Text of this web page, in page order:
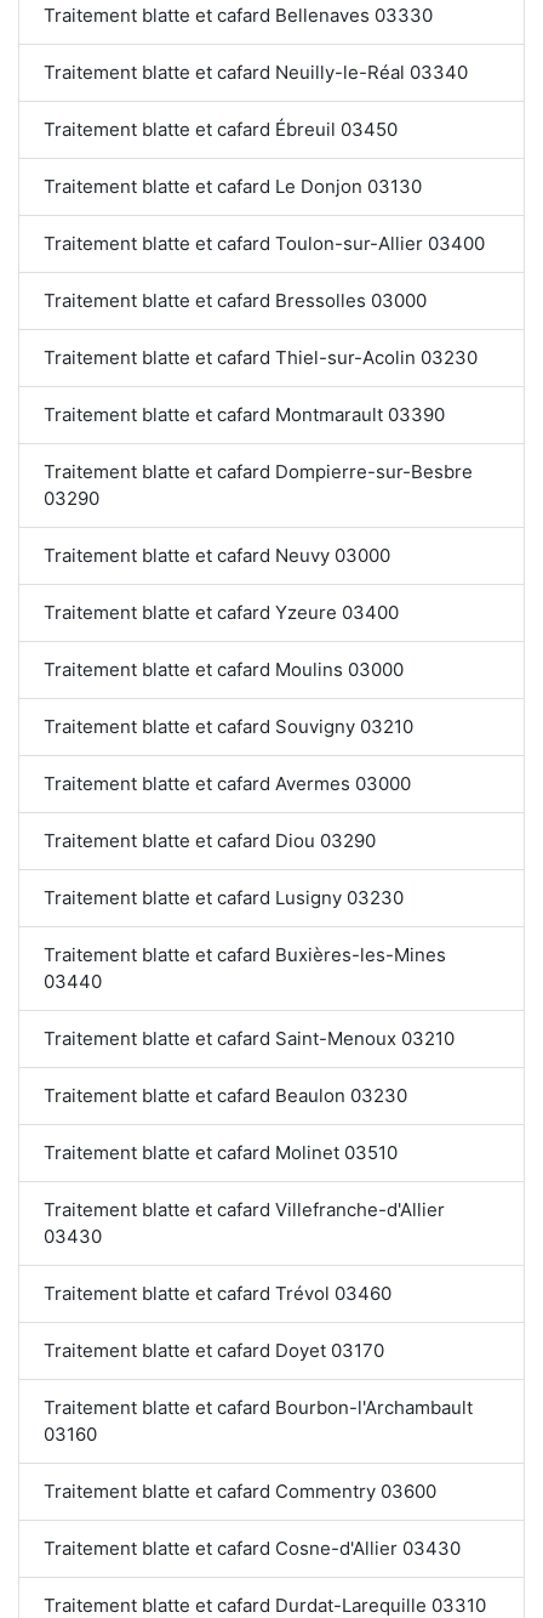
Traitement blatte et cafard Bellenaves 03330
Traitement blatte et cafard Neuilly-le-Réal 03340
Traitement blatte et cafard Ébreuil 03450
Traitement blatte et cafard Le Donjon 03130
Traitement blatte et cafard Toulon-sur-Allier 03400
Traitement blatte et cafard Bressolles 03000
Traitement blatte et cafard Thiel-sur-Acolin 03230
Traitement blatte et cafard Montmarault 03390
Traitement blatte et cafard Dompierre-sur-Besbre
03290
Traitement blatte et cafard Neuvy 03000
Traitement blatte et cafard Yzeure 03400
Traitement blatte et cafard Moulins 03000
Traitement blatte et cafard Souvigny 03210
Traitement blatte et cafard Avermes 03000
Traitement blatte et cafard Diou 03290
Traitement blatte et cafard Lusigny 03230
Traitement blatte et cafard Buxières-les-Mines
03440
Traitement blatte et cafard Saint-Menoux 03210
Traitement blatte et cafard Beaulon 03230
Traitement blatte et cafard Molinet 03510
Traitement blatte et cafard Villefranche-d'Allier
03430
Traitement blatte et cafard Trévol 03460
Traitement blatte et cafard Doyet 03170
Traitement blatte et cafard Bourbon-l'Archambault
03160
Traitement blatte et cafard Commentry 03600
Traitement blatte et cafard Cosne-d'Allier 03430
Traitement blatte et cafard Durdat-Larequille 03310